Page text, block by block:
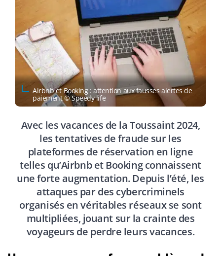
Airbnb et Booking : attention aux fausses alertes de
paiement © Speedy life
Avec les vacances de la Toussaint 2024,
les tentatives de fraude sur les
plateformes de réservation en ligne
telles qu’Airbnb et Booking connaissent
une forte augmentation. Depuis l’été, les
attaques par des cybercriminels
organisés en véritables réseaux se sont
multipliées, jouant sur la crainte des
voyageurs de perdre leurs vacances.